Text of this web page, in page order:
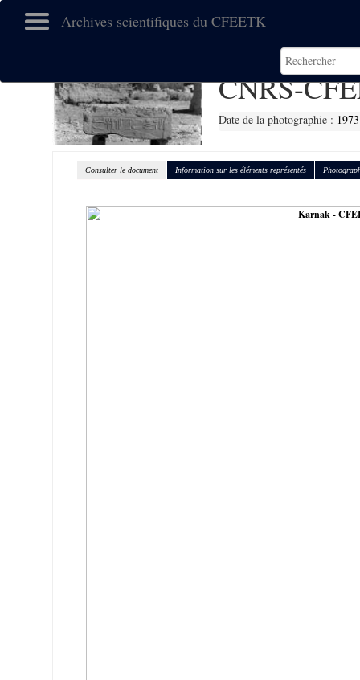
Archives scientifiques du CFEETK
CNRS-
Date de la photographie : 1973
Consulter le document Information sur les éléments représentés